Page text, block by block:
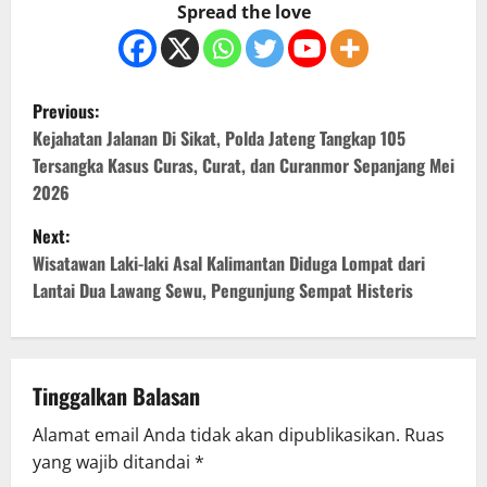
Spread the love
P
o
s
t
n
a
v
i
g
Previous:
Kejahatan Jalanan Di Sikat, Polda Jateng Tangkap 105
Tersangka Kasus Curas, Curat, dan Curanmor Sepanjang Mei
2026
Next:
Wisatawan Laki-laki Asal Kalimantan Diduga Lompat dari
Lantai Dua Lawang Sewu, Pengunjung Sempat Histeris
Tinggalkan Balasan
Alamat email Anda tidak akan dipublikasikan. Ruas
yang wajib ditandai *